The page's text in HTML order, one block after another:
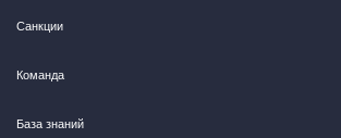
Санкции
Команда
База знаний